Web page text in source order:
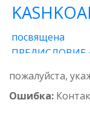
посвящена
ПРЕДИСЛОВИЕ
1 - Энергия
2
4 -
6 - Итог 7 -
пожалуйста,
Ошибка: